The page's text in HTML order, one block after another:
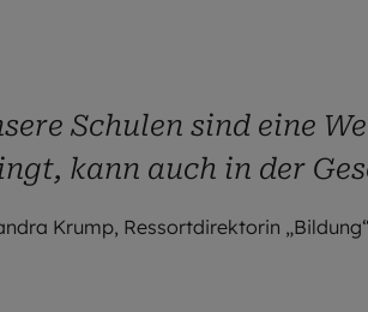
Schulen sind eine
kann auch in der
Krump, Ressortdirektorin „Bildung“